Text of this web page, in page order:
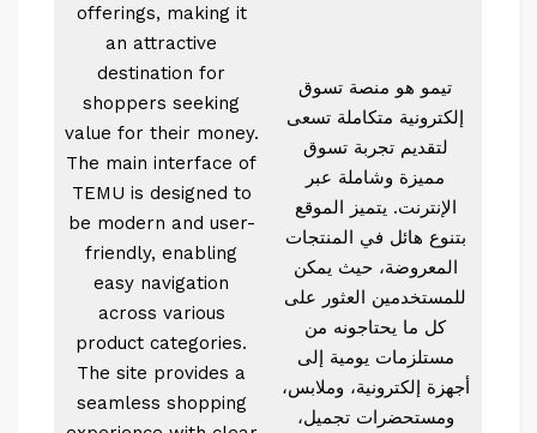
offerings, making it
an attractive
destination for
shoppers seeking
value for their money.
The main interface of
TEMU is designed to
be modern and user-
friendly, enabling
easy navigation
across various
product categories.
The site provides a
seamless shopping
تيمو هو منصة تسوق
إلكترونية متكاملة تسعى
لتقديم تجربة تسوق
مميزة وشاملة عبر
الإنترنت. يتميز الموقع
بتنوع هائل في المنتجات
المعروضة، حيث يمكن
للمستخدمين العثور على
كل ما يحتاجونه من
مستلزمات يومية إلى
أجهزة إلكترونية، وملابس،
ومستحضرات تجميل،